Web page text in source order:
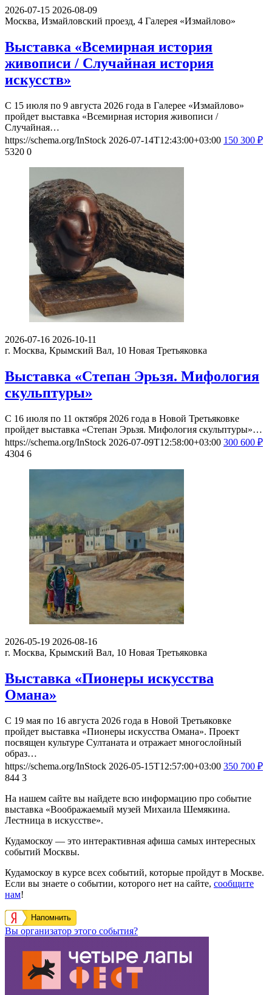
2026-07-15 2026-08-09
Москва, Измайловский проезд, 4 Галерея «Измайлово»
Выставка «Всемирная история
живописи / Случайная история
искусств»
С 15 июля по 9 августа 2026 года в Галерее «Измайлово»
пройдет выставка «Всемирная история живописи /
Случайная…
https://schema.org/InStock 2026-07-14T12:43:00+03:00 150 300 ₽
5320 0
2026-07-16 2026-10-11
г. Москва, Крымский Вал, 10 Новая Третьяковка
Выставка «Степан Эрьзя. Мифология
скульптуры»
С 16 июля по 11 октября 2026 года в Новой Третьяковке
пройдет выставка «Степан Эрьзя. Мифология скульптуры»…
https://schema.org/InStock 2026-07-09T12:58:00+03:00 300 600 ₽
4304 6
2026-05-19 2026-08-16
г. Москва, Крымский Вал, 10 Новая Третьяковка
Выставка «Пионеры искусства
Омана»
С 19 мая по 16 августа 2026 года в Новой Третьяковке
пройдет выставка «Пионеры искусства Омана». Проект
посвящен культуре Султаната и отражает многослойный
образ…
https://schema.org/InStock 2026-05-15T12:57:00+03:00 350 700 ₽
844 3
На нашем сайте вы найдете всю информацию про событие
выставка «Воображаемый музей Михаила Шемякина.
Лестница в искусстве».
Кудамоскоу — это интерактивная афиша самых интересных
событий Москвы.
Кудамоскоу в курсе всех событий, которые пройдут в Москве.
Если вы знаете о событии, которого нет на сайте, сообщите
нам!
Напомнить
Вы организатор этого события?